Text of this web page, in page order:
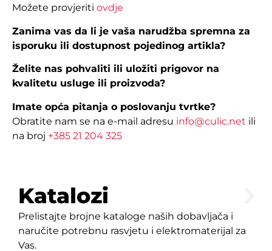
Možete provjeriti ovdje
Zanima vas da li je vaša narudžba spremna za
isporuku ili dostupnost pojedinog artikla?
Želite nas pohvaliti ili uložiti prigovor na
kvalitetu usluge ili proizvoda?
Imate opća pitanja o poslovanju tvrtke?
Obratite nam se na e-mail adresu info@culic.net ili
na broj +385 21 204 325
Katalozi
Prelistajte brojne kataloge naših dobavljača i
naručite potrebnu rasvjetu i elektromaterijal za
Vas.